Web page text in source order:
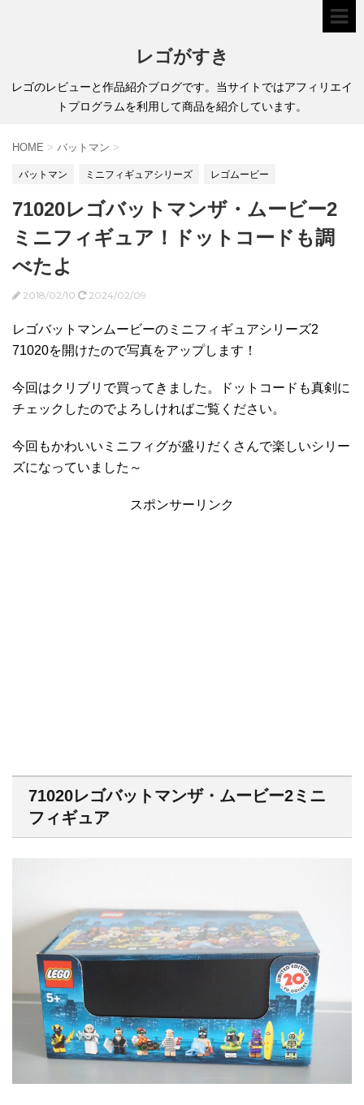
レゴがすき
レゴのレビューと作品紹介ブログです。当サイトではアフィリエイ
トプログラムを利用して商品を紹介しています。
HOME > バットマン >
バットマン ミニフィギュアシリーズ レゴムービー
71020レゴバットマンザ・ムービー2
ミニフィギュア！ドットコードも調
べたよ
2018/02/10 2024/02/09
レゴバットマンムービーのミニフィギュアシリーズ2
71020を開けたので写真をアップします！
今回はクリブリで買ってきました。ドットコードも真剣に
チェックしたのでよろしければご覧ください。
今回もかわいいミニフィグが盛りだくさんで楽しいシリー
ズになっていました～
スポンサーリンク
71020レゴバットマンザ・ムービー2ミニ
フィギュア